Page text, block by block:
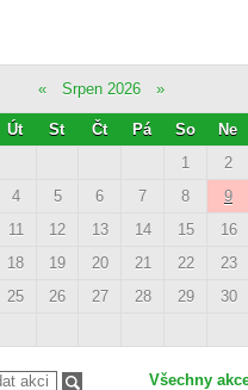
« Srpen 2026 »
Út St Čt Pá So
Ne
1
2
4 5 6 7 8
9
11 12 13 14 15
16
18 19 20 21 22
23
25 26 27 28 29
30
Všechny